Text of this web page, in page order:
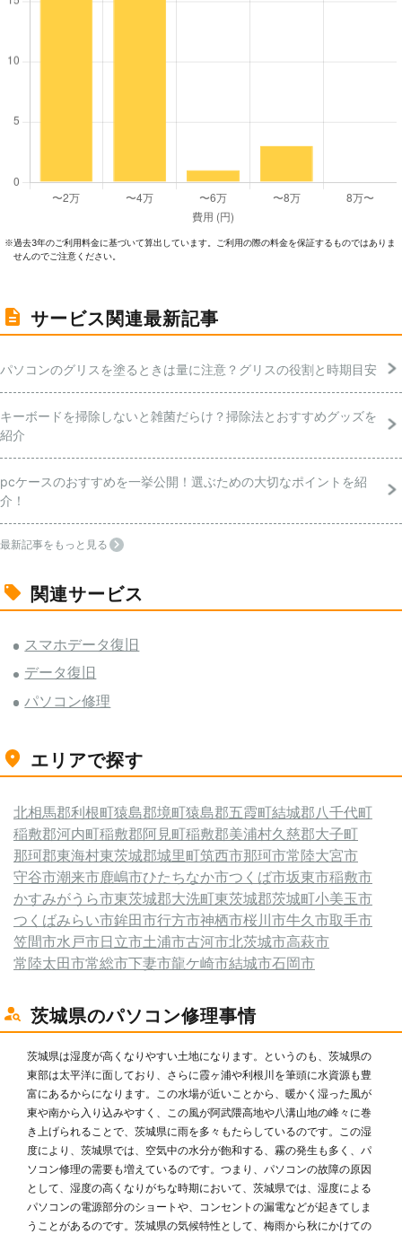
※過去3年のご利⽤料⾦に基づいて算出しています。ご利⽤の際の料⾦を保証するものではありま
せんのでご注意ください。
サービス関連最新記事
パソコンのグリスを塗るときは量に注意？グリスの役割と時期目安
キーボードを掃除しないと雑菌だらけ？掃除法とおすすめグッズを
紹介
pcケースのおすすめを一挙公開！選ぶための大切なポイントを紹
介！
最新記事をもっと見る
関連サービス
スマホデータ復旧
データ復旧
パソコン修理
エリアで探す
北相馬郡利根町猿島郡境町猿島郡五霞町結城郡八千代町
稲敷郡河内町稲敷郡阿見町稲敷郡美浦村久慈郡大子町
那珂郡東海村東茨城郡城里町筑西市那珂市常陸大宮市
守谷市潮来市鹿嶋市ひたちなか市つくば市坂東市稲敷市
かすみがうら市東茨城郡大洗町東茨城郡茨城町小美玉市
つくばみらい市鉾田市行方市神栖市桜川市牛久市取手市
笠間市水戸市日立市土浦市古河市北茨城市高萩市
常陸太田市常総市下妻市龍ケ崎市結城市石岡市
茨城県のパソコン修理事情
茨城県は湿度が高くなりやすい土地になります。というのも、茨城県の
東部は太平洋に面しており、さらに霞ヶ浦や利根川を筆頭に水資源も豊
富にあるからになります。この水場が近いことから、暖かく湿った風が
東や南から入り込みやすく、この風が阿武隈高地や八溝山地の峰々に巻
き上げられることで、茨城県に雨を多々もたらしているのです。この湿
度により、茨城県では、空気中の水分が飽和する、霧の発生も多く、パ
ソコン修理の需要も増えているのです。つまり、パソコンの故障の原因
として、湿度の高くなりがちな時期において、茨城県では、湿度による
パソコンの電源部分のショートや、コンセントの漏電などが起きてしま
うことがあるのです。茨城県の気候特性として、梅雨から秋にかけての